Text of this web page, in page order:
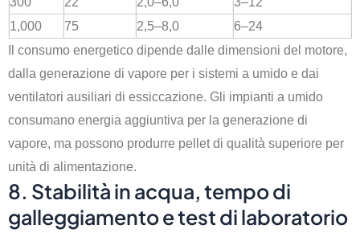
1,000
75 2,5–8,0
6–24
Il consumo energetico dipende dalle dimensioni del motore,
dalla generazione di vapore per i sistemi a umido e dai
ventilatori ausiliari di essiccazione. Gli impianti a umido
consumano energia aggiuntiva per la generazione di
vapore, ma possono produrre pellet di qualità superiore per
unità di alimentazione.
8. Stabilità in acqua, tempo di
galleggiamento e test di laboratorio